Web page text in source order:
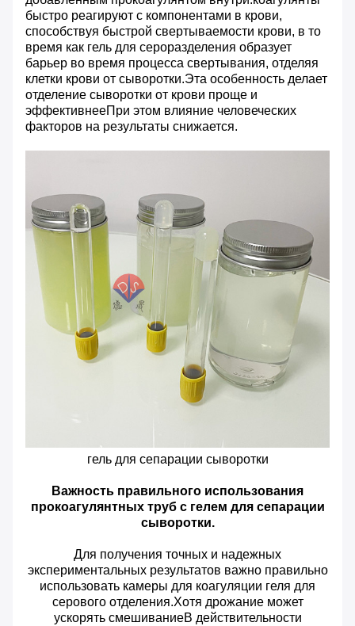
быстро реагируют с компонентами в крови,
способствуя быстрой свертываемости крови, в то
время как гель для сероразделения образует
барьер во время процесса свертывания, отделяя
клетки крови от сыворотки.Эта особенность делает
отделение сыворотки от крови проще и
эффективнееПри этом влияние человеческих
факторов на результаты снижается.
гель для сепарации сыворотки
Важность правильного использования
прокоагулянтных труб с гелем для сепарации
сыворотки.
Для получения точных и надежных
экспериментальных результатов важно правильно
использовать камеры для коагуляции геля для
серового отделения.Хотя дрожание может
ускорять смешиваниеВ действительности